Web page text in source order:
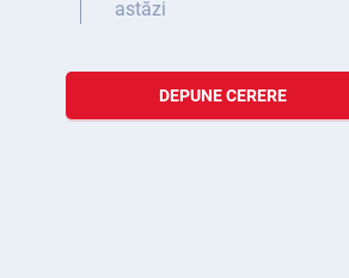
astăzi
DEPUNE CERERE